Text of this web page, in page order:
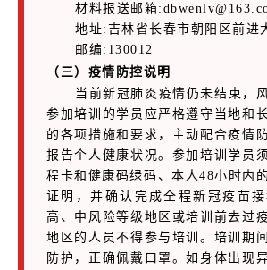
材料报送邮箱
地址:吉林省长春市朝阳区前进
邮编:130012
（三）疫情防控说明
当前新冠肺炎疫情仍未结束，
参加培训的学员应严格遵守当地和
的各项措施和要求，主动配合疫情
报告个人健康状况。参加培训学员
程卡和健康码绿码、本人48小时内
证明，并确认完成全程新冠疫苗
高、中风险等级地区或培训前去过
地区的人员不得参与培训。培训期
防护，正确佩戴口罩。如身体出现